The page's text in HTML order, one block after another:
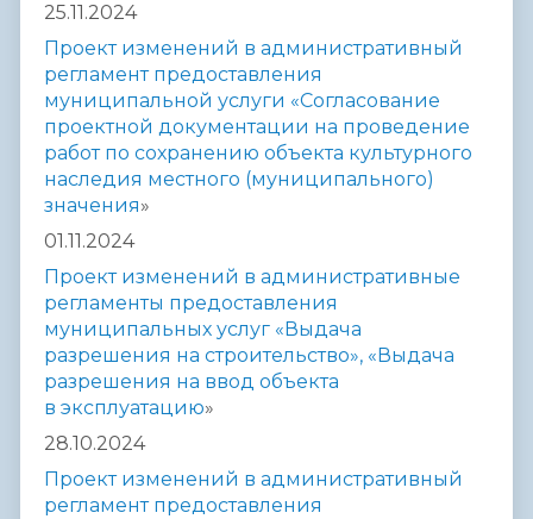
25.11.2024
Проект изменений в административный
регламент предоставления
муниципальной услуги «Согласование
проектной документации на проведение
работ по сохранению объекта культурного
наследия местного (муниципального)
значения»
01.11.2024
Проект изменений в административные
регламенты предоставления
муниципальных услуг «Выдача
разрешения на строительство», «Выдача
разрешения на ввод объекта
в эксплуатацию»
28.10.2024
Проект изменений в административный
регламент предоставления